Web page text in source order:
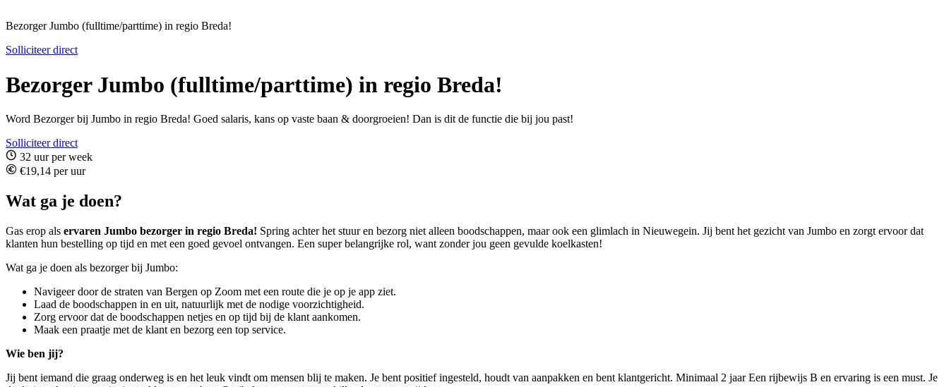
Bezorger Jumbo (fulltime/parttime) in regio Breda!
Solliciteer direct
Bezorger Jumbo (fulltime/parttime) in regio Breda!
Word Bezorger bij Jumbo in regio Breda! Goed salaris, kans op vaste baan & doorgroeien! Dan is dit de functie die bij jou past!
Solliciteer direct
32 uur per week
€19,14 per uur
Wat ga je doen?
Gas erop als ervaren Jumbo bezorger in regio Breda! Spring achter het stuur en bezorg niet alleen boodschappen, maar ook een glimlach in Nieuwegein. Jij bent het gezicht van Jumbo en zorgt ervoor dat
klanten hun bestelling op tijd en met een goed gevoel ontvangen. Een super belangrijke rol, want zonder jou geen gevulde koelkasten!
Wat ga je doen als bezorger bij Jumbo:
Navigeer door de straten van Bergen op Zoom met een route die je op je app ziet.
Laad de boodschappen in en uit, natuurlijk met de nodige voorzichtigheid.
Zorg ervoor dat de boodschappen netjes en op tijd bij de klant aankomen.
Maak een praatje met de klant en bezorg een top service.
Wie ben jij?
Jij bent iemand die graag onderweg is en het leuk vindt om mensen blij te maken. Je bent positief ingesteld, houdt van aanpakken en bent klantgericht. Minimaal 2 jaar Een rijbewijs B en ervaring is een must. Je